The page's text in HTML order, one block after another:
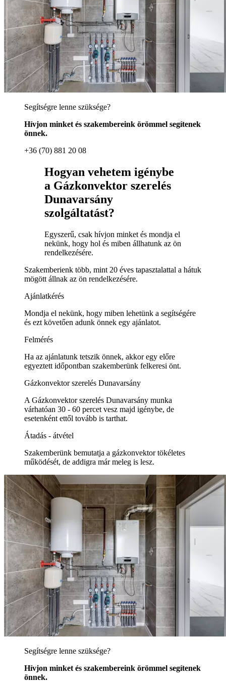
Segítségre lenne szüksége?
Hívjon minket és szakembereink örömmel segítenek
önnek.
+36 (70) 881 20 08
Hogyan vehetem igénybe
a Gázkonvektor szerelés
Dunavarsány
szolgáltatást?
Egyszerű, csak hívjon minket és mondja el
nekünk, hogy hol és miben állhatunk az ön
rendelkezésére.
Szakemberienk több, mint 20 éves tapasztalattal a hátuk
mögött állnak az ön rendelkezésére.
Ajánlatkérés
Mondja el nekünk, hogy miben lehetünk a segítségére
és ezt követően adunk önnek egy ajánlatot.
Felmérés
Ha az ajánlatunk tetszik önnek, akkor egy előre
egyeztett időpontban szakemberünk felkeresi önt.
Gázkonvektor szerelés Dunavarsány
A Gázkonvektor szerelés Dunavarsány munka
várhatóan 30 - 60 percet vesz majd igénybe, de
esetenként ettől tovább is tarthat.
Átadás - átvétel
Szakemberünk bemutatja a gázkonvektor tökéletes
működését, de addigra már meleg is lesz.
Segítségre lenne szüksége?
Hívjon minket és szakembereink örömmel segítenek
önnek.